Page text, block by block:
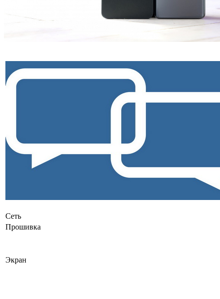
Сеть
Прошивка
Экран